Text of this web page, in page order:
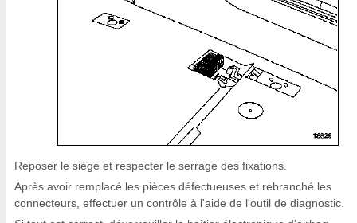
Reposer le siège et respecter le serrage des fixations.
Après avoir remplacé les pièces défectueuses et rebranché les
connecteurs, effectuer un contrôle à l'aide de l'outil de diagnostic.